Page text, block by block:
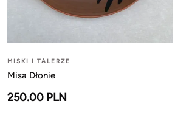
MISKI I TALERZE
Misa Dłonie
250.00 PLN